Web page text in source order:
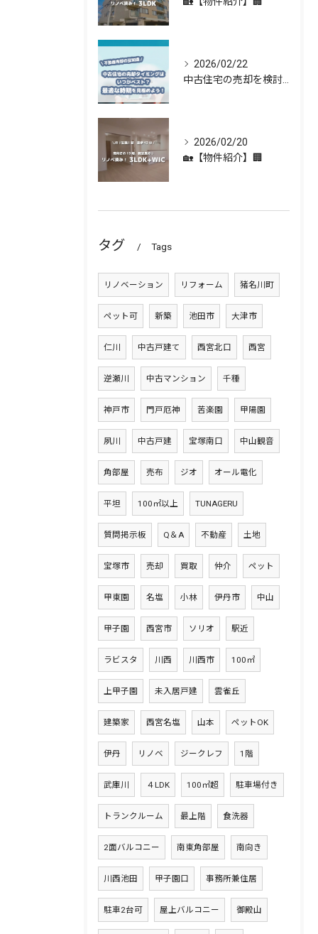
2026/02/22
2026/02/20
🏡【物件紹介】🏢
タグ Tags
リノベーション リフォーム 猪名川町
ペット可 新築 池田市 大津市
仁川 中古戸建て 西宮北口 西宮
逆瀬川 中古マンション 千種
神戸市 門戸厄神 苦楽園 甲陽園
夙川 中古戸建 宝塚南口 中山観音
角部屋 売布 ジオ オール電化
平坦 100㎡以上 TUNAGERU
質問掲示板 Q＆A 不動産 土地
宝塚市 売却 買取 仲介 ペット
甲東園 名塩 小林 伊丹市 中山
甲子園 西宮市 ソリオ 駅近
ラビスタ 川西 川西市 100㎡
上甲子園 未入居戸建 雲雀丘
建築家 西宮名塩 山本 ペットOK
伊丹 リノベ ジークレフ 1階
武庫川 ４LDK 100㎡超 駐車場付き
トランクルーム 最上階 食洗器
2面バルコニー 南東角部屋 南向き
川西池田 甲子園口 事務所兼住居
駐車2台可 屋上バルコニー 御殿山